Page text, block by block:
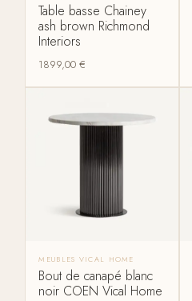
Table basse Chainey
ash brown Richmond
Interiors
1899,00€
MEUBLES VICAL HOME
Bout de canapé blanc
noir COEN Vical Home